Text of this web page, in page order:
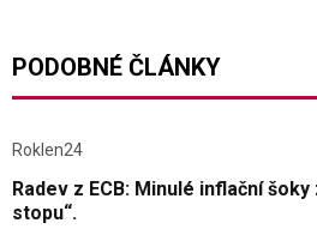
PODOBNÉ ČLÁNKY
Roklen24
Radev z ECB: Minulé inflační
stopu“.